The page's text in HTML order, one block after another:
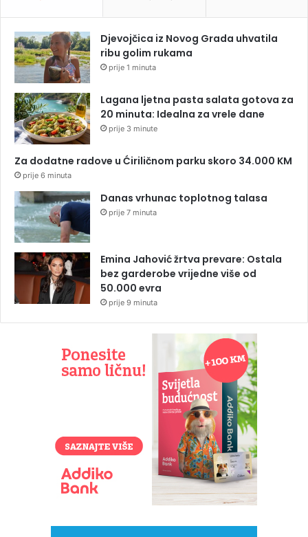
Djevojčica iz Novog Grada uhvatila
ribu golim rukama
prije 1 minuta
Lagana ljetna pasta salata gotova za
20 minuta: Idealna za vrele dane
prije 3 minute
Za dodatne radove u Ćiriličnom parku skoro 34.000 KM
prije 6 minuta
Danas vrhunac toplotnog talasa
prije 7 minuta
Emina Jahović žrtva prevare: Ostala
bez garderobe vrijedne više od
50.000 evra
prije 9 minuta